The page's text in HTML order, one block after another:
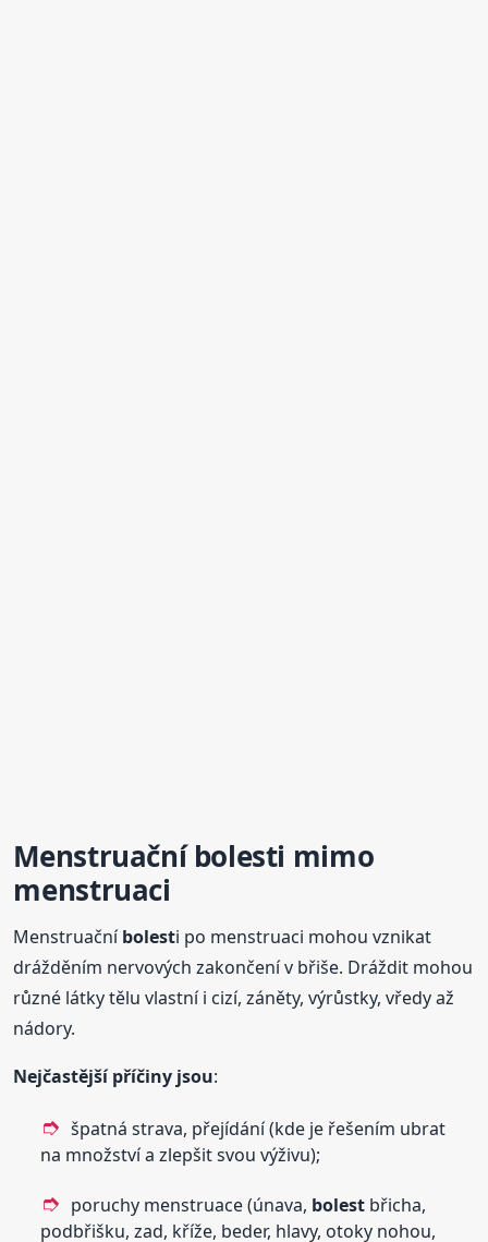
Menstruačníbolesti mimo
menstruaci
Menstruačníbolesti po menstruaci mohou vznikat
drážděním nervových zakončení v břiše. Dráždit mohou
různé látky tělu vlastní i cizí, záněty, výrůstky, vředy až
nádory.
Nejčastější příčiny jsou:
špatná strava, přejídání (kde je řešením ubrat
na množství a zlepšit svou výživu);
poruchy menstruace (únava, bolest břicha,
podbřišku, zad, kříže, beder, hlavy, otoky nohou,